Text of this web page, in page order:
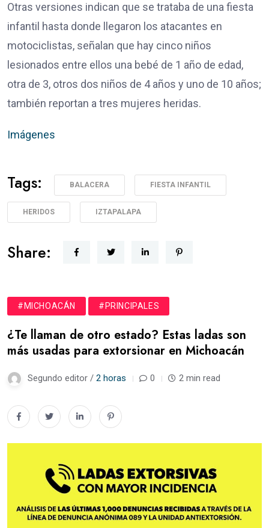
Otras versiones indican que se trataba de una fiesta
infantil hasta donde llegaron los atacantes en
motociclistas, señalan que hay cinco niños
lesionados entre ellos una bebé de 1 año de edad,
otra de 3, otros dos niños de 4 años y uno de 10 años;
también reportan a tres mujeres heridas.
Imágenes
Tags: BALACERA FIESTA INFANTIL
HERIDOS IZTAPALAPA
Share:
#MICHOACÁN #PRINCIPALES
¿Te llaman de otro estado? Estas ladas son
más usadas para extorsionar en Michoacán
Segundo editor / 2 horas 0 2 min read